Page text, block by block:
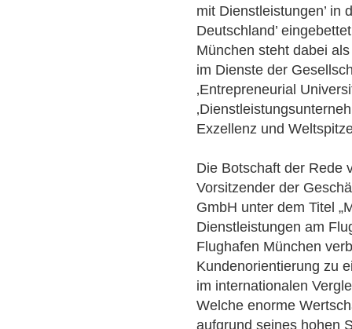
mit Dienstleistungen’ in
Deutschland’
München steht dabei
im Dienste der
‚Entrepreneurial
Exzellenz und
Die Botschaft der Rede
Vorsitzender der
GmbH unter dem Titel
Dienstleistungen am
Flughafen München
Kundenorientierung zu
im internationalen
Welche enorme
aufgrund seines hohen